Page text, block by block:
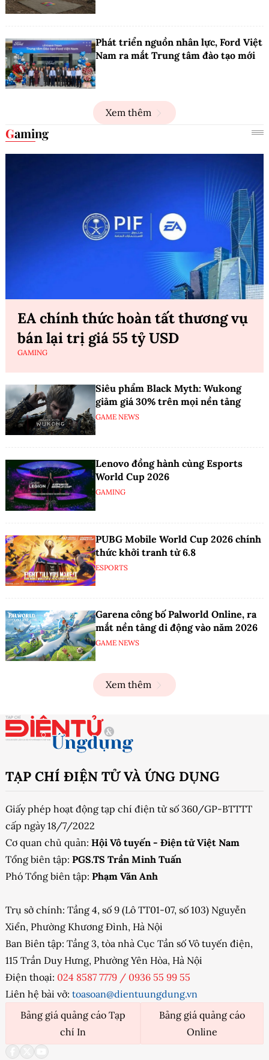
Phát triển nguồn nhân lực, Ford Việt
Nam ra mắt Trung tâm đào tạo mới
Xem thêm
Gaming
EA chính thức hoàn tất thương vụ
bán lại trị giá 55 tỷ USD
GAMING
Siêu phẩm Black Myth: Wukong
giảm giá 30% trên mọi nền tảng
GAME NEWS
Lenovo đồng hành cùng Esports
World Cup 2026
GAMING
PUBG Mobile World Cup 2026 chính
thức khởi tranh từ 6.8
ESPORTS
Garena công bố Palworld Online, ra
mắt nền tảng di động vào năm 2026
GAME NEWS
Xem thêm
TẠP CHÍ ĐIỆN TỬ VÀ ỨNG DỤNG
Giấy phép hoạt động tạp chí điện tử số 360/GP-BTTTT
cấp ngày 18/7/2022
Cơ quan chủ quản: Hội Vô tuyến - Điện tử Việt Nam
Tổng biên tập: PGS.TS Trần Minh Tuấn
Phó Tổng biên tập: Phạm Văn Anh
Trụ sở chính: Tầng 4, số 9 (Lô TT01-07, số 103) Nguyễn
Xiển, Phường Khương Đình, Hà Nội
Ban Biên tập: Tầng 3, tòa nhà Cục Tần số Vô tuyến điện,
115 Trần Duy Hưng, Phường Yên Hòa, Hà Nội
Điện thoại: 024 8587 7779 / 0936 55 99 55
Liên hệ bài vở: toasoan@dientuungdung.vn
Bảng giá quảng cáo Tạp
chí In
Bảng giá quảng cáo
Online